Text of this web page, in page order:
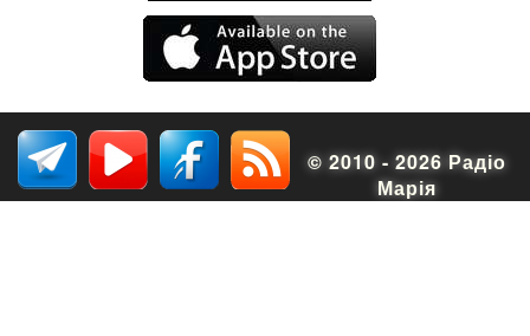
© 2010 - 2026 Радіо
Марія